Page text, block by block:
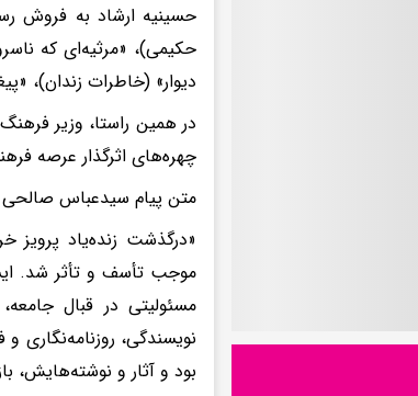
حسینیه ارشاد به فروش
حکیمی)، «مرثیه‌ای که
دیوار» (خاطرات زندان)،
در همین راستا، وزیر
چهره‌های اثرگذار عرصه
متن پیام سیدعباس
«درگذشت زنده‌یاد پرویز
موجب تأسف و تأثر شد.
مسئولیتی در قبال
نویسندگی،
بود و آثار و نوشته‌هایش،